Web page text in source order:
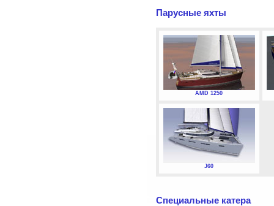
Парусные яхты
AMD 1250
J60
Специальные катера